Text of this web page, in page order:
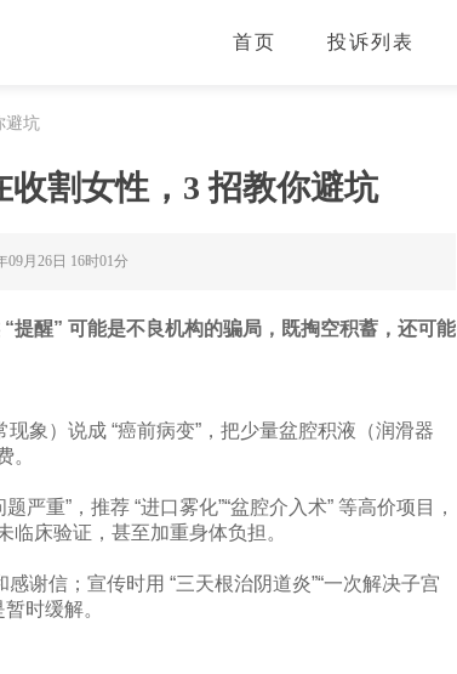
首页 投诉列表
避坑
割女性，3 招教你避坑
月26日 16时01分
醒” 可能是不良机构的骗局，既掏空积蓄，还可能
象）说成 “癌前病变”，把少量盆腔积液（润滑器
。​
严重”，推荐 “进口雾化”“盆腔介入术” 等高价项目，
床验证，甚至加重身体负担。​
谢信；宣传时用 “三天根治阴道炎”“一次解决子宫
时缓解。​